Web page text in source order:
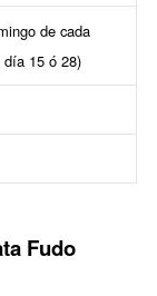
de cada
día 15 ó 28)
Fudo